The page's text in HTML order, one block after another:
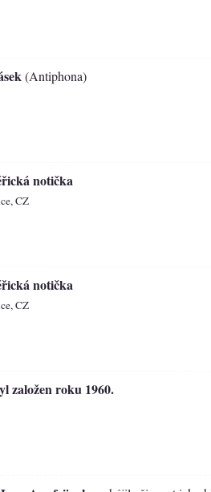
(Antiphona)
notička
CZ
notička
CZ
založen roku 1960.